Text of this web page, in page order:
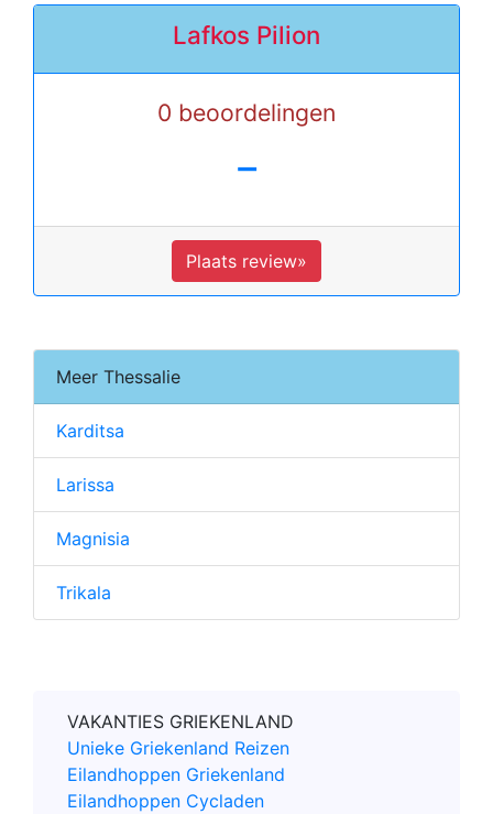
Lafkos Pilion
0 beoordelingen
-
Plaats review»
Meer Thessalie
Karditsa
Larissa
Magnisia
Trikala
VAKANTIES GRIEKENLAND
Unieke Griekenland Reizen
Eilandhoppen Griekenland
Eilandhoppen Cycladen